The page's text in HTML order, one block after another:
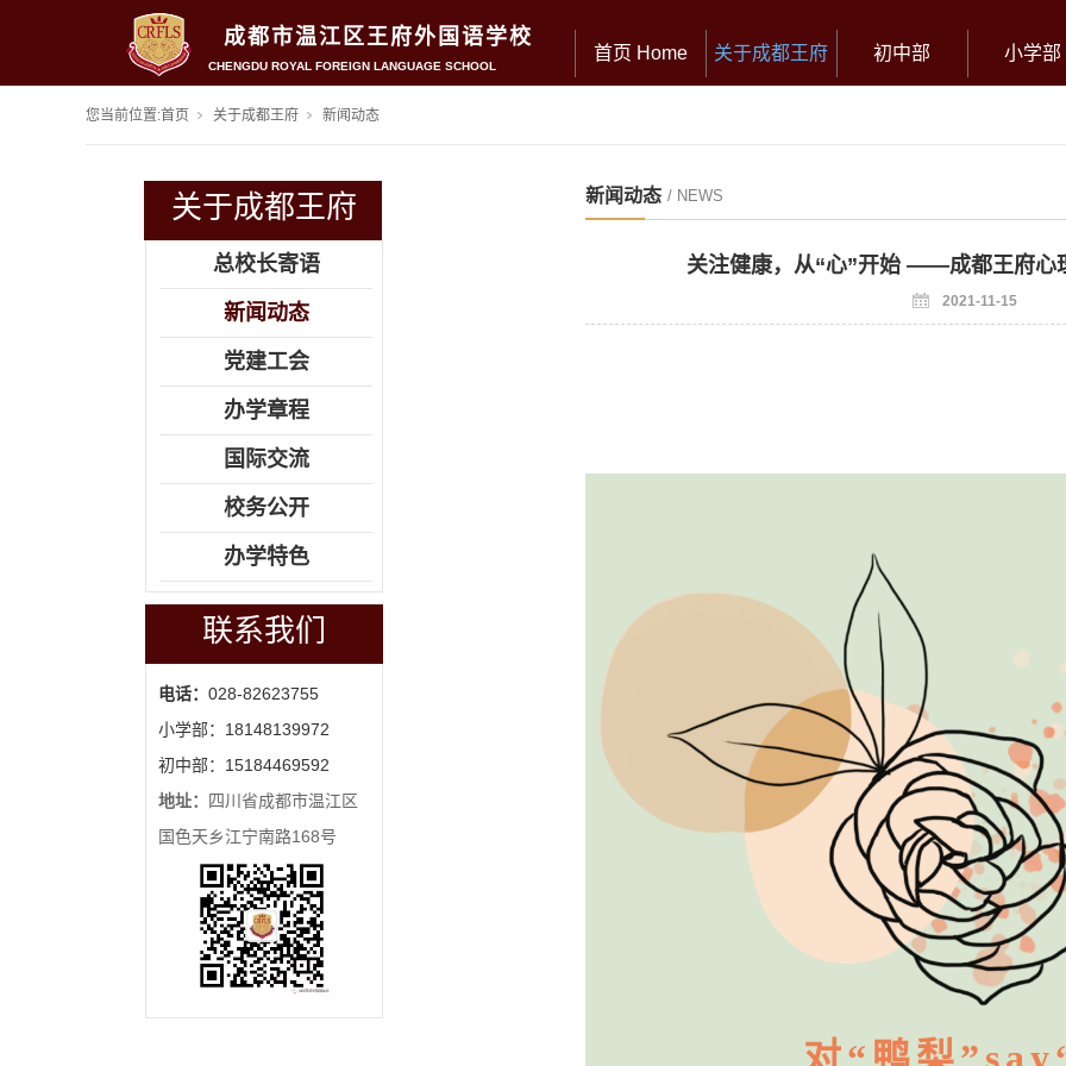
成都市温江区王府外国语学校
CHENGDU ROYAL FOREIGN LANGUAGE SCHOOL
首页 Home 关于成都王府 初中部 小学部
您当前位置:首页 关于成都王府 新闻动态
关于成都王府
总校长寄语
新闻动态
党建工会
办学章程
国际交流
校务公开
办学特色
联系我们
电话： 028-82623755
小学部：18148139972
初中部：15184469592
地址：
四川省成都市温江区
国色天乡江宁南路168号
新闻动态 / NEWS
关注健康，从“心”开始 ——成都王府心
2021-11-15
对“鸭梨